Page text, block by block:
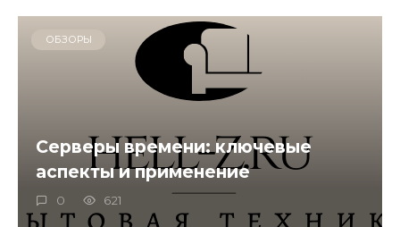
ОБЗОРЫ
Серверы времени: ключевые
аспекты и применение
0 621